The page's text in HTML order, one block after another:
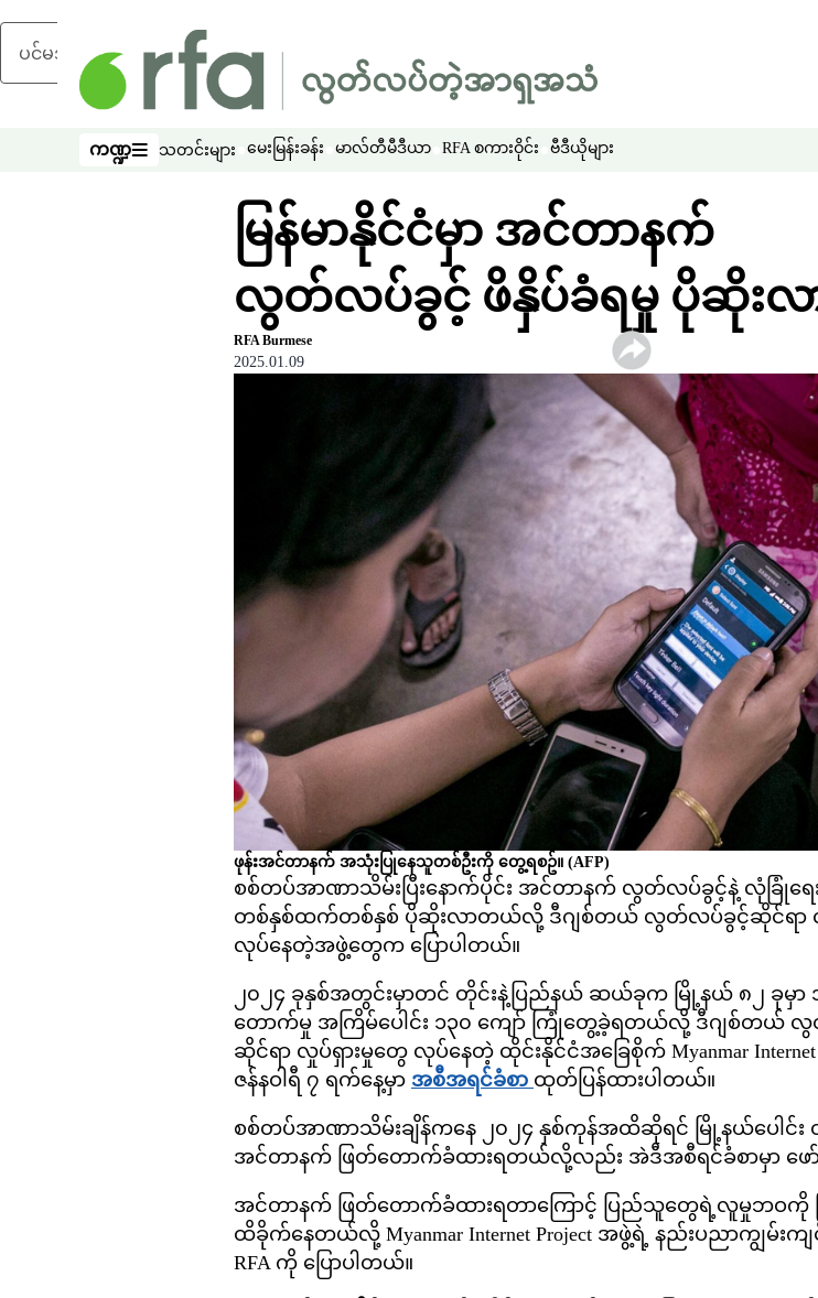
ပင်မအကြောင်းအရာသို့ ကျော်ရန်
ကဏ္ဍ
ကဏ္ဍ သတင်းများ မေးမြန်းခန်း မာလ်တီမီဒီယာ RFA စကားဝိုင်း ဗီဒီယိုများ
မြန်မာနိုင်ငံမှာ အင်တာနက်
လွတ်လပ်ခွင့် ဖိနှိပ်ခံရမှု ပိုဆိုးလ
RFA Burmese
2025.01.09
ဖုန်းအင်တာနက် အသုံးပြုနေသူတစ်ဦးကို တွေ့ရစဥ်။ (AFP)
စစ်တပ်အာဏာသိမ်းပြီးနောက်ပိုင်း အင်တာနက် လွတ်လပ်ခွင့်နဲ့ လုံခြုံရေ
တစ်နှစ်ထက်တစ်နှစ် ပိုဆိုးလာတယ်လို့ ဒီဂျစ်တယ် လွတ်လပ်ခွင့်ဆိုင်ရာ
လုပ်နေတဲ့အဖွဲ့တွေက ပြောပါတယ်။
၂၀၂၄ ခုနှစ်အတွင်းမှာတင် တိုင်းနဲ့ပြည်နယ် ဆယ်ခုက မြို့နယ် ၈၂ ခုမှ
တောက်မှု အကြိမ်ပေါင်း ၁၃၀ ကျော် ကြုံတွေ့ခဲ့ရတယ်လို့ ဒီဂျစ်တယ်
ဆိုင်ရာ လှုပ်ရှားမှုတွေ လုပ်နေတဲ့ ထိုင်းနိုင်ငံအခြေစိုက် Myanmar
ဇန်နဝါရီ ၇ ရက်နေ့မှာ အစီအရင်ခံစာ ထုတ်ပြန်ထားပါတယ်။
စစ်တပ်အာဏာသိမ်းချိန်ကနေ ၂၀၂၄ နှစ်ကုန်အထိဆိုရင် မြို့နယ်ပေါင်း
အင်တာနက် ဖြတ်တောက်ခံထားရတယ်လို့လည်း အဲဒီအစီရင်ခံစာမှာ ဖော်
အင်တာနက် ဖြတ်တောက်ခံထားရတာကြောင့် ပြည်သူတွေရဲ့လူမှုဘဝကို ကြီ
ထိခိုက်နေတယ်လို့ Myanmar Internet Project အဖွဲ့ရဲ့ နည်းပညာကျွမ်း
RFA ကို ပြောပါတယ်။